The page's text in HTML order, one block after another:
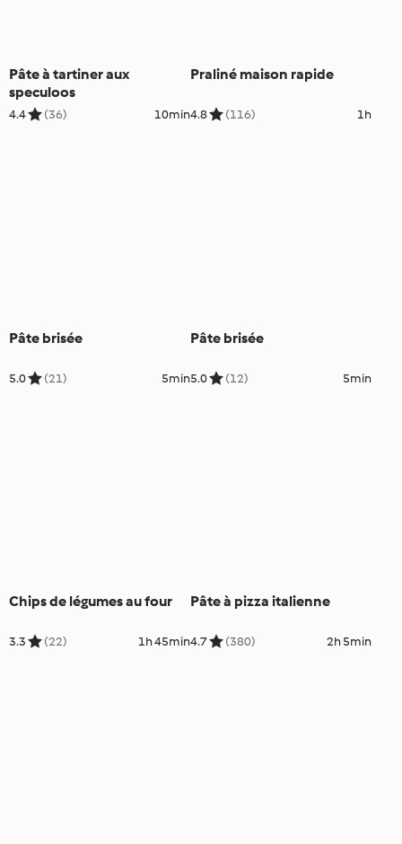
Pâte à tartiner aux
speculoos
4.4 (36) 10min
Praliné maison rapide
4.8 (116) 1h
Pâte brisée
5.0 (21) 5min
Pâte brisée
5.0 (12) 5min
Chips de légumes au four
3.3 (22) 1h 45min
Pâte à pizza italienne
4.7 (380) 2h 5min